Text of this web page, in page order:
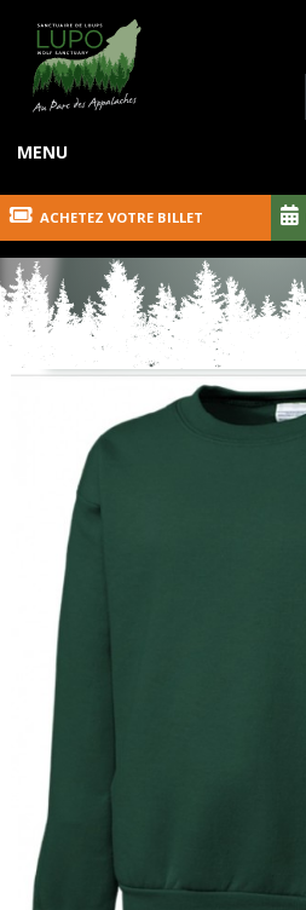
MENU
ACHETEZ VOTRE BILLET